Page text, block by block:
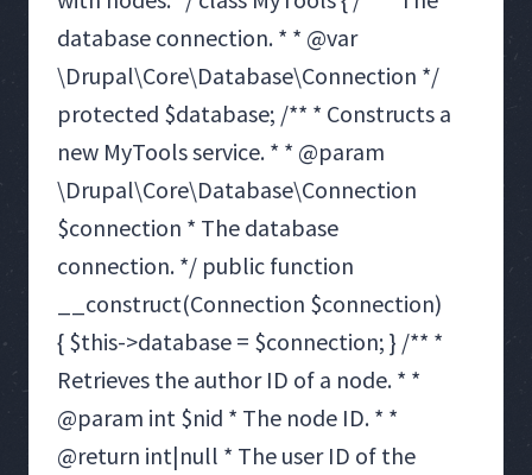
database connection. * * @var
\Drupal\Core\Database\Connection */
protected $database; /** * Constructs a
new MyTools service. * * @param
\Drupal\Core\Database\Connection
$connection * The database
connection. */ public function
__construct(Connection $connection)
{ $this->database = $connection; } /** *
Retrieves the author ID of a node. * *
@param int $nid * The node ID. * *
@return int|null * The user ID of the